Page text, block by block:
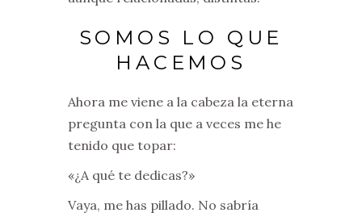
SOMOS LO QUE
HACEMOS
Ahora me viene a la cabeza la eterna
pregunta con la que a veces me he
tenido que topar:
«¿A qué te dedicas?»
Vaya, me has pillado. No sabría